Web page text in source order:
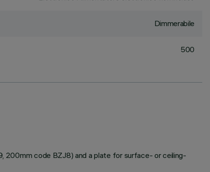
Dimmerabile
500
200mm code BZJ8) and a plate for surface- or ceiling-